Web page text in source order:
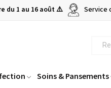
du 1 au 16 août ⚠️ Service
Soins & Pansements